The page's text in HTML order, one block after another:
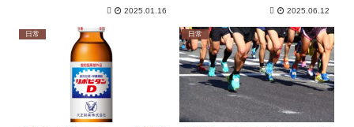
2025.01.16 2025.06.12
日常 日常